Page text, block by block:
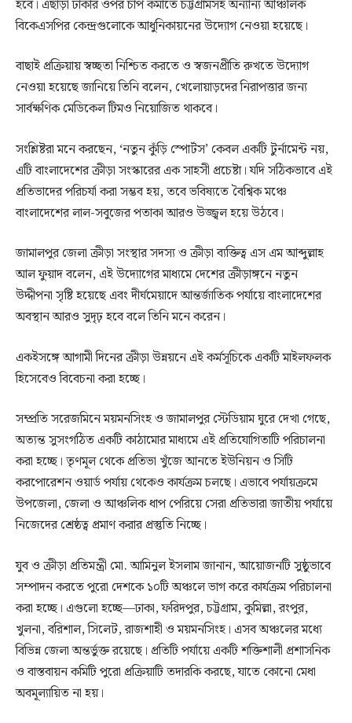
হবে। এছাড়া ঢাকার ওপর চাপ কমাতে চট্টগ্রামসহ অন্যান্য আঞ্চলিক
বিকেএসপির কেন্দ্রগুলোকে আধুনিকায়নের উদ্যোগ নেওয়া হয়েছে।
বাছাই প্রক্রিয়ায় স্বচ্ছতা নিশ্চিত করতে ও স্বজনপ্রীতি রুখতে উদ্যোগ
নেওয়া হয়েছে জানিয়ে তিনি বলেন, খেলোয়াড়দের নিরাপত্তার জন্য
সার্বক্ষণিক মেডিকেল টিমও নিয়োজিত থাকবে।
সংশ্লিষ্টরা মনে করছেন, ‘নতুন কুঁড়ি স্পোর্টস’ কেবল একটি টুর্নামেন্ট নয়,
এটি বাংলাদেশের ক্রীড়া সংস্কারের এক সাহসী প্রচেষ্টা। যদি সঠিকভাবে এই
প্রতিভাদের পরিচর্যা করা সম্ভব হয়, তবে ভবিষ্যতে বৈশ্বিক মঞ্চে
বাংলাদেশের লাল-সবুজের পতাকা আরও উজ্জ্বল হয়ে উঠবে।
জামালপুর জেলা ক্রীড়া সংস্থার সদস্য ও ক্রীড়া ব্যক্তিত্ব এস এম আব্দুল্লাহ
আল ফুয়াদ বলেন, এই উদ্যোগের মাধ্যমে দেশের ক্রীড়াঙ্গনে নতুন
উদ্দীপনা সৃষ্টি হয়েছে এবং দীর্ঘমেয়াদে আন্তর্জাতিক পর্যায়ে বাংলাদেশের
অবস্থান আরও সুদৃঢ় হবে বলে তিনি মনে করেন।
একইসঙ্গে আগামী দিনের ক্রীড়া উন্নয়নে এই কর্মসূচিকে একটি মাইলফলক
হিসেবেও বিবেচনা করা হচ্ছে।
সম্প্রতি সরেজমিনে ময়মনসিংহ ও জামালপুর স্টেডিয়াম ঘুরে দেখা গেছে,
অত্যন্ত সুসংগঠিত একটি কাঠামোর মাধ্যমে এই প্রতিযোগিতাটি পরিচালনা
করা হচ্ছে। তৃণমূল থেকে প্রতিভা খুঁজে আনতে ইউনিয়ন ও সিটি
করপোরেশন ওয়ার্ড পর্যায় থেকেও কার্যক্রম চলছে। এভাবে পর্যায়ক্রমে
উপজেলা, জেলা ও আঞ্চলিক ধাপ পেরিয়ে সেরা প্রতিভারা জাতীয় পর্যায়ে
নিজেদের শ্রেষ্ঠত্ব প্রমাণ করার প্রস্তুতি নিচ্ছে।
যুব ও ক্রীড়া প্রতিমন্ত্রী মো. আমিনুল ইসলাম জানান, আয়োজনটি সুষ্ঠুভাবে
সম্পাদন করতে পুরো দেশকে ১০টি অঞ্চলে ভাগ করে কার্যক্রম পরিচালনা
করা হচ্ছে। এগুলো হচ্ছে—ঢাকা, ফরিদপুর, চট্টগ্রাম, কুমিল্লা, রংপুর,
খুলনা, বরিশাল, সিলেট, রাজশাহী ও ময়মনসিংহ। এসব অঞ্চলের মধ্যে
বিভিন্ন জেলা অন্তর্ভুক্ত রয়েছে। প্রতিটি পর্যায়ে একটি শক্তিশালী প্রশাসনিক
ও বাস্তবায়ন কমিটি পুরো প্রক্রিয়াটি তদারকি করছে, যাতে কোনো মেধা
অবমূল্যায়িত না হয়।